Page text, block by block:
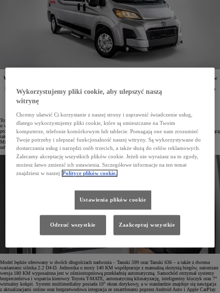
W dniach 24–26 kwietnia na Międzynarodowych Targach Caravaningowych Camper Caravan Show
kampera. PROACE MAX Tanuki oferowany będzie w dwóch wersjach mocy, z nadwoziem o dwóch
różnych długościach oraz z rozbudowaną gamą opcjonalnych pakietów, które zwiększają komfort
Toyota Professional powiększa gamę specjalistycznych zabudów największego modelu w swojej ofercie
o wersję kamperową. PROACE MAX Tanuki powstał we współpracy z firmą Affinity RV i podobnie jak
pozostałe modele z rodziny PROACE objęty jest trzyletnią Gwarancją PRO (lub do 1 000 000 km) obejmującą
także zabudowę. Przedpremierowa prezentacja Toyoty PROACE MAX zaplanowana jest podczas
Międzynarodowych Targów Caravaningowych Camper Caravan Show w Ptak Warsaw Expo, gdzie
odwiedzający będą mogli poznać pełen zakres możliwości tego kampera.
Model będzie oferowany w dwóch długościach nadwozia – Tanuki 599 oraz Tanuki 636 – a także z dwoma
wariantami silnika 2.2 D4-D. Jednostka o mocy 140 KM współpracuje z manualną skrzynią biegów, natomiast
wersja 180 KM wyposażona jest w ośmiostopniową przekładnię automatyczną. Samochód otrzymał systemy
bezpieczeństwa i wsparcia kierowcy Toyota T-MATE, automatyczną klimatyzację, inteligentny kluczyk oraz 7"
wirtualny kokpit. System multimedialny posiada 10" ekran dotykowy, a w standardzie znajduje się nawigacja
z aktualizacjami online oraz bezprzewodowa integracja ze smartfonami poprzez Android Auto i Apple CarPlay.
Wykorzystujemy pliki cookie, aby ulepszyć naszą
witrynę
Chcemy ułatwić Ci korzystanie z naszej strony i usprawnić świadczenie usług,
dlatego wykorzystujemy pliki cookie, które są umieszczane na Twoim
komputerze, telefonie komórkowym lub tablecie. Pomagają one nam zrozumieć
Twoje potrzeby i ulepszać funkcjonalność naszej witryny. Są wykorzystywane do
dostarczania usług i narzędzi osób trzecich, a także służą do celów reklamowych.
Zalecamy akceptację wszystkich plików cookie. Jeżeli nie wyrażasz na to zgody,
możesz łatwo zmienić ich ustawienia. Szczegółowe informacje na ten temat
znajdziesz w naszej Polityce plików cookie.
Ustawienia plików cookie
Odrzuć wszystkie Zaakceptuj wszystkie